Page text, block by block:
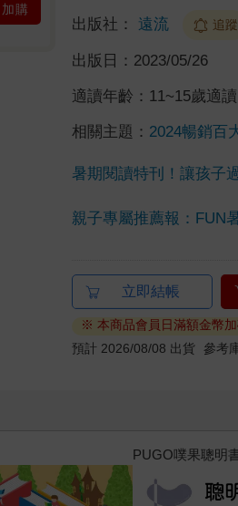
加購
出版社： 遠流 追蹤
出版日： 2023/05/26
適讀年齡： 11~15歲適讀
相關主題： 2024暢銷百
暑期閱讀特刊！讓孩子
親子專屬推薦報：FUN
立即結帳
※ 本商品會員日滿額金幣
預計 2026/08/08 出貨 參考
三采童書滿額送